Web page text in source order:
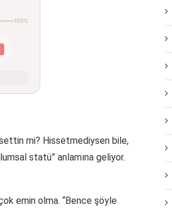
100%
mi? Hissetmediysen bile,
statü” anlamına geliyor.
emin olma. “Bence şöyle